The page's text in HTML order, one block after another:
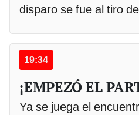
disparo se fue al tiro
19:34
¡EMPEZÓ EL
Ya se juega el